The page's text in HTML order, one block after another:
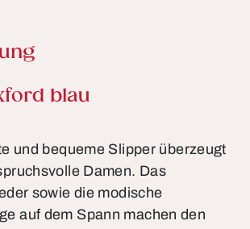
blau
und bequeme Slipper überzeugt
Damen. Das
sowie die modische
auf dem Spann machen den